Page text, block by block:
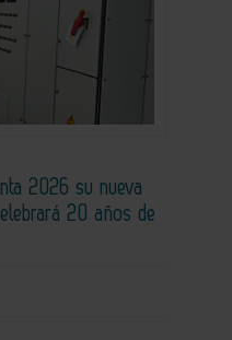
2026 su nueva
20 años de